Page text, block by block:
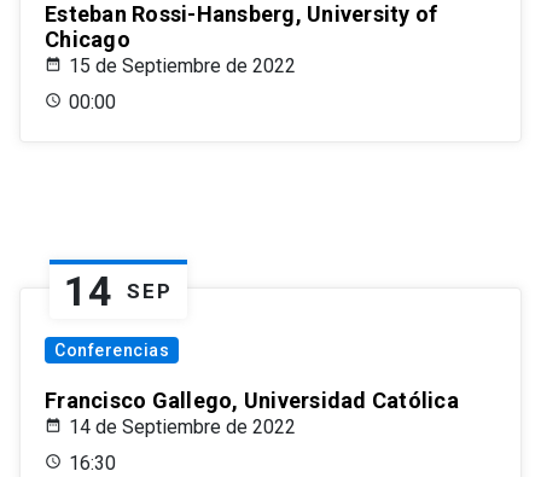
Esteban Rossi-Hansberg, University of
Chicago
15 de Septiembre de 2022
00:00
14 SEP
Conferencias
Francisco Gallego, Universidad Católica
14 de Septiembre de 2022
16:30